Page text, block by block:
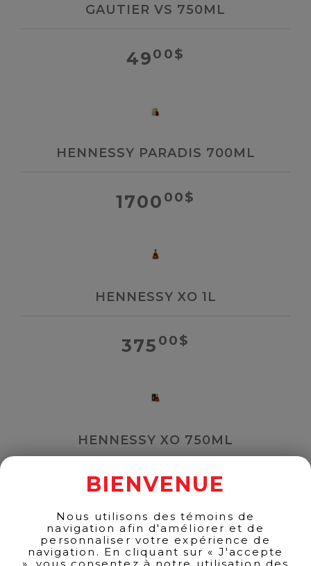
GAUTIER VS 750ML
4900$
HENNESSY PARADIS 700ML
1700 00$
HENNESSY XO 1L
375 00$
HENNESSY XO 750ML
31000 $
BIENVENUE
Nous utilisons des témoins de
navigation afin d'améliorer et de
personnaliser votre expérience de
navigation. En cliquant sur « J'accepte